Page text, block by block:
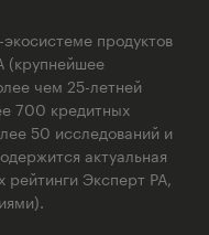
продуктов
(крупнейшее
чем 25-летней
700 кредитных
50 исследований и
актуальная
Эксперт РА,